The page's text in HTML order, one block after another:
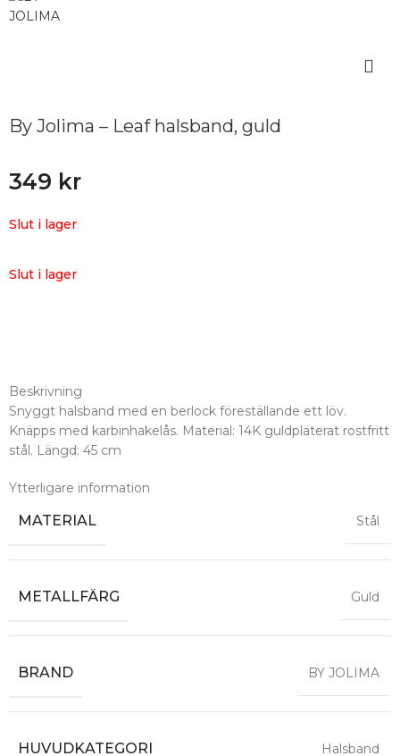
By Jolima – Leaf halsband, guld
349 kr
Slut i lager
Slut i lager
Beskrivning
Snyggt halsband med en berlock föreställande ett löv.
Knäpps med karbinhakelås. Material: 14K guldpläterat rostfritt
stål. Längd: 45 cm
Ytterligare information
MATERIAL Stål
METALLFÄRG Guld
BRAND BY JOLIMA
HUVUDKATEGORI Halsband